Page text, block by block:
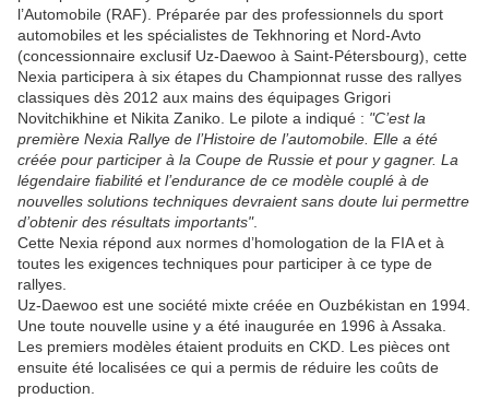
l’Automobile (RAF). Préparée par des professionnels du sport
automobiles et les spécialistes de Tekhnoring et Nord-Avto
(concessionnaire exclusif Uz-Daewoo à Saint-Pétersbourg), cette
Nexia participera à six étapes du Championnat russe des rallyes
classiques dès 2012 aux mains des équipages Grigori
Novitchikhine et Nikita Zaniko. Le pilote a indiqué : "C’est la
première Nexia Rallye de l’Histoire de l’automobile. Elle a été
créée pour participer à la Coupe de Russie et pour y gagner. La
légendaire fiabilité et l’endurance de ce modèle couplé à de
nouvelles solutions techniques devraient sans doute lui permettre
d’obtenir des résultats importants".
Cette Nexia répond aux normes d’homologation de la FIA et à
toutes les exigences techniques pour participer à ce type de
rallyes.
Uz-Daewoo est une société mixte créée en Ouzbékistan en 1994.
Une toute nouvelle usine y a été inaugurée en 1996 à Assaka.
Les premiers modèles étaient produits en CKD. Les pièces ont
ensuite été localisées ce qui a permis de réduire les coûts de
production.